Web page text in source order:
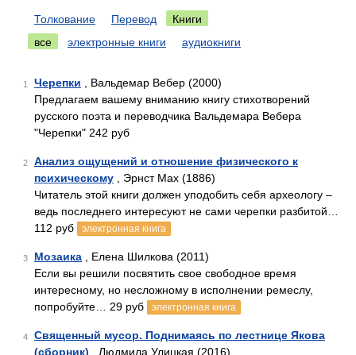
Толкование Перевод
Книги
все
электронные книги аудиокниги
1 Черепки , Вальдемар Вебер (2000)
Предлагаем вашему вниманию книгу стихотворений
русского поэта и переводчика Вальдемара Вебера
"Черепки" 242 руб
2
Анализ ощущений и отношение физического к
психическому , Эрнст Мах (1886)
Читатель этой книги должен уподобить себя археологу –
ведь последнего интересуют не сами черепки разбитой…
112 руб
электронная книга
3 Мозаика , Елена Шилкова (2011)
Если вы решили посвятить свое свободное время
интересному, но несложному в исполнении ремеслу,
попробуйте… 29 руб
электронная книга
4
Священный мусор. Поднимаясь по лестнице Якова
(сборник) , Людмила Улицкая (2016)